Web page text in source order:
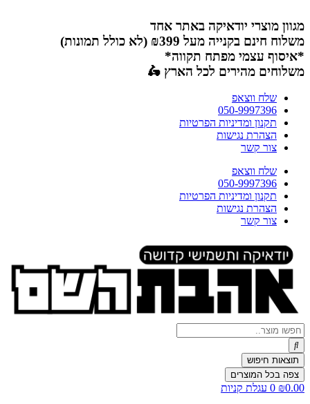
לתוכן
מגוון מוצרי יודאיקה באתר אחד
משלוח חינם בקנייה מעל ₪399 (לא כולל תמונות)
*איסוף עצמי מפתח תקווה*
משלוחים מהירים לכל הארץ 🛵
שלח ווצאפ
050-9997396
תקנון ומדיניות הפרטיות
הצהרת נגישות
צור קשר
שלח ווצאפ
050-9997396
תקנון ומדיניות הפרטיות
הצהרת נגישות
צור קשר
Search
...
תוצאות חיפוש
צפה בכל המוצרים
₪0.00
0 עגלת קניות